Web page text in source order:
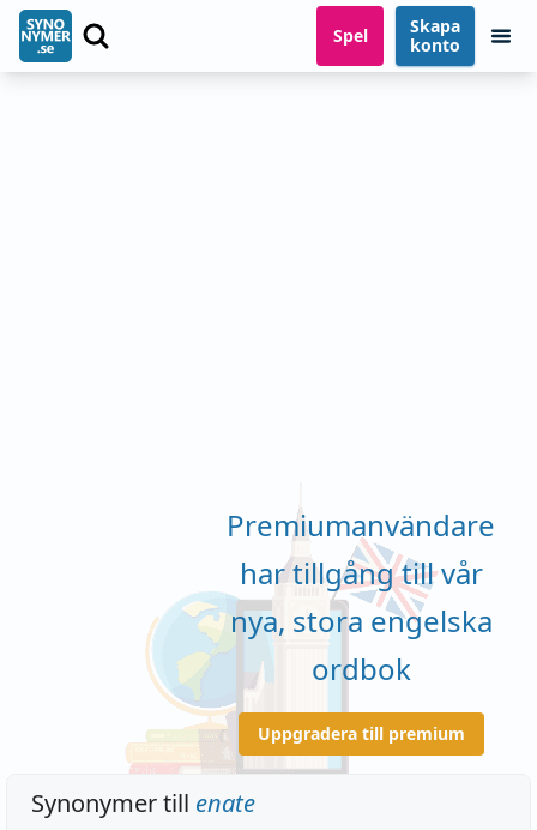
Spel
Skapa
konto
Premiumanvändare
har tillgång till vår
nya, stora engelska
ordbok
Uppgradera till premium
Synonymer till enate